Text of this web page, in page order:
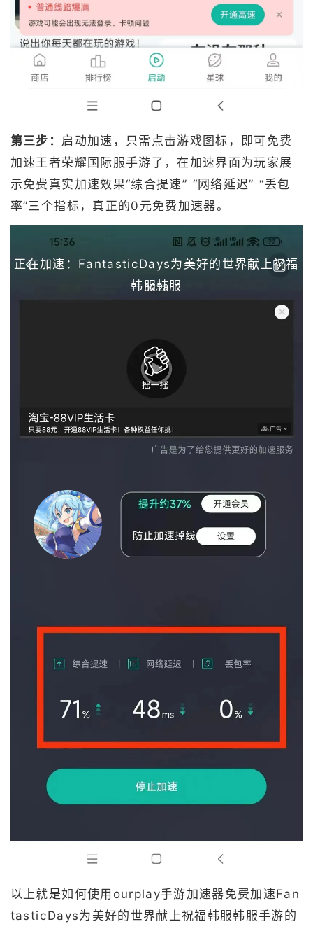
第三步： 启动加速，只需点击游戏图标，即可免费
加速王者荣耀国际服手游了，在加速界面为玩家展
示免费真实加速效果“综合提速” “网络延迟” “丢包
率”三个指标，真正的0元免费加速器。
正在加速：FantasticDays为美好的世界献上祝福
韩服韩服
以上就是如何使用ourplay手游加速器免费加速Fan
tasticDays为美好的世界献上祝福韩服韩服手游的